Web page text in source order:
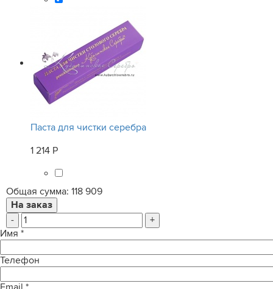
Паста для чистки серебра
1 214 Р
Общая сумма: 118 909
-
+
Имя *
Телефон